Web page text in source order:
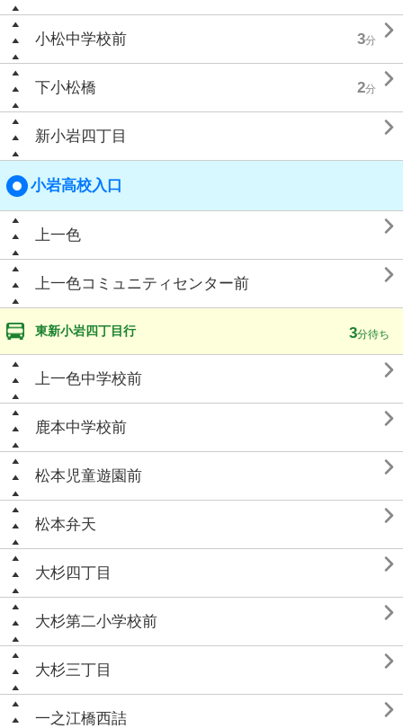
小松中学校前 3分 
下小松橋 2分 
新小岩四丁目 
小岩高校入口
上一色 
上一色コミュニティセンター前 
東新小岩四丁目行 3分待ち
上一色中学校前 
鹿本中学校前 
松本児童遊園前 
松本弁天 
大杉四丁目 
大杉第二小学校前 
大杉三丁目 
一之江橋西詰 